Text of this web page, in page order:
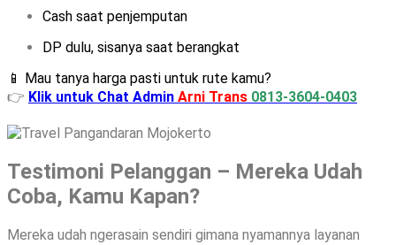
Cash saat penjemputan
DP dulu, sisanya saat berangkat
📱 Mau tanya harga pasti untuk rute kamu?
👉 Klik untuk Chat Admin Arni Trans 0813-3604-0403
Testimoni Pelanggan – Mereka Udah
Coba, Kamu Kapan?
Mereka udah ngerasain sendiri gimana nyamannya layanan